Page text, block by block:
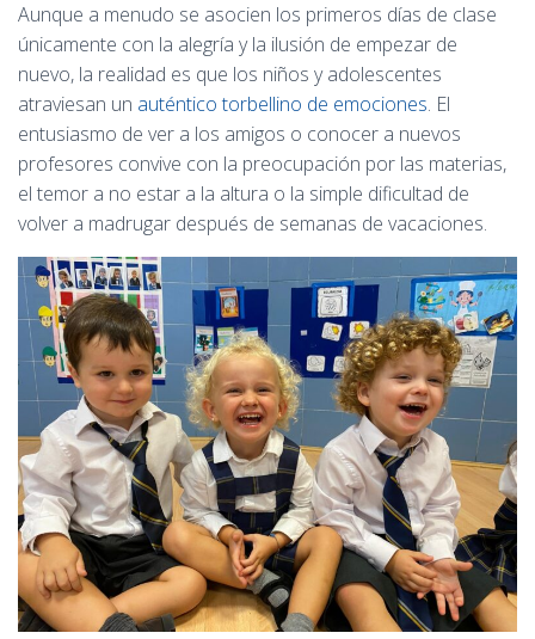
Aunque a menudo se asocien los primeros días de clase
únicamente con la alegría y la ilusión de empezar de
nuevo, la realidad es que los niños y adolescentes
atraviesan un auténtico torbellino de emociones. El
entusiasmo de ver a los amigos o conocer a nuevos
profesores convive con la preocupación por las materias,
el temor a no estar a la altura o la simple dificultad de
volver a madrugar después de semanas de vacaciones.